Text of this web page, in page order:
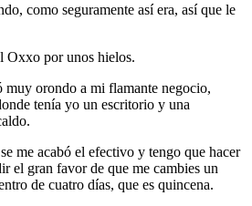
como seguramente así era, así que le
por unos hielos.
muy orondo a mi flamante negocio,
tenía yo un escritorio y una
me acabó el efectivo y tengo que hacer
el gran favor de que me cambies un
de cuatro días, que es quincena.